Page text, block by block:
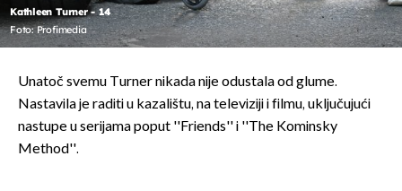
Kathleen Turner - 14
Foto: Profimedia
Unatoč svemu Turner nikada nije odustala od glume.
Nastavila je raditi u kazalištu, na televiziji i filmu, uključujući
nastupe u serijama poput ''Friends'' i ''The Kominsky
Method''.